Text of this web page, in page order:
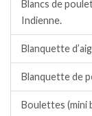
Blancs de
Indienne.
Blanquette
Blanquette de
Boulettes (mini